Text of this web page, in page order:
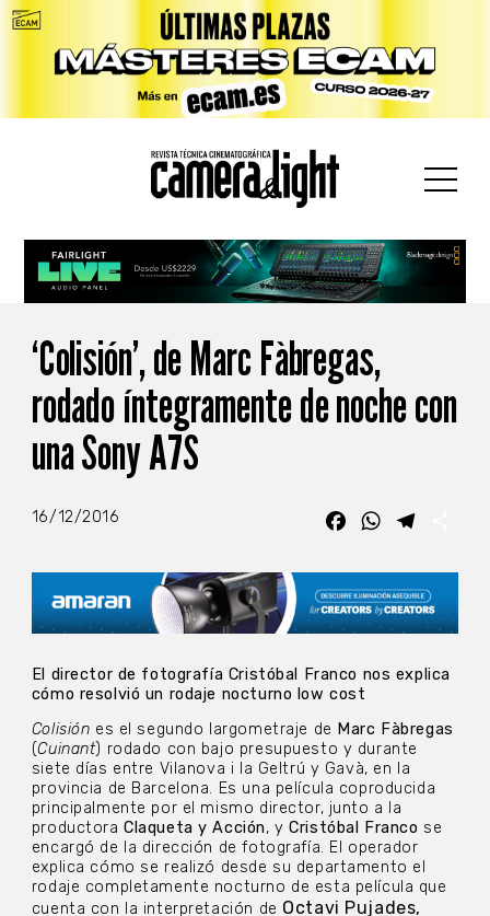
‘Colisión’, de Marc Fàbregas,
rodado íntegramente de noche con
una Sony A7S
16/12/2016 FacebookWhatsApp
El director de fotografía Cristóbal Franco nos explica
cómo resolvió un rodaje nocturno low cost
Colisión es el segundo largometraje de Marc Fàbregas
(Cuinant) rodado con bajo presupuesto y durante
siete días entre Vilanova i la Geltrú y Gavà, en la
provincia de Barcelona. Es una película coproducida
principalmente por el mismo director, junto a la
productora Claqueta y Acción, yCristóbal Franco se
encargó de la dirección de fotografía. El operador
explica cómo se realizó desde su departamento el
rodaje completamente nocturno de esta película que
cuenta con la interpretación de Octavi Pujades,